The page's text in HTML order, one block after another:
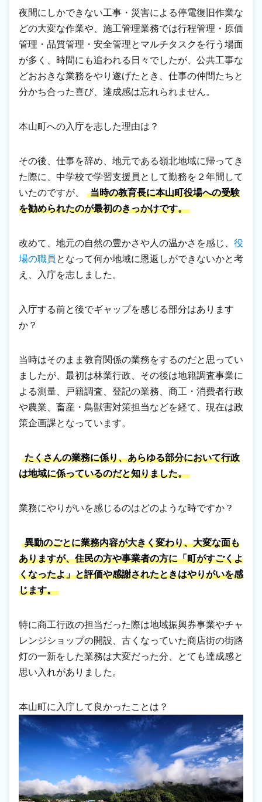
夜間にしかできない工事・災害による停電復旧作業な
どの大変な作業や、施工管理業務では行程管理・原価
管理・品質管理・安全管理とマルチタスクを行う場面
が多く、時間にも追われる日々でしたが、公共工事な
どおおきな業務をやり遂げたとき、仕事の仲間たちと
分かち合った喜び、達成感は忘れられません。
本山町への入庁を志した理由は？
その後、仕事を辞め、地元である嶺北地域に帰ってき
た際に、中学校で学習支援員として勤務を２年間して
いたのですが、
当時の教育長に本山町役場への受験
を勧められたのが最初のきっかけです。
改めて、地元の自然の豊かさや人の温かさを感じ、 役
場の職員 となって何か地域に恩返しができないかと考
え、入庁を志しました。
入庁する前と後でギャップを感じる部分はあります
か？
当時はそのまま教育関係の業務をするのだと思ってい
ましたが、最初は林業行政、その後は地籍調査事業に
よる測量、戸籍調査、登記の業務、商工・消費者行政
や農業、畜産・鳥獣害対策担当などを経て、現在は政
策企画課となっています。
たくさんの業務に係り、あらゆる部分において行政
は地域に係っているのだと知りました。
業務にやりがいを感じるのはどのような時ですか？
異動のごとに業務内容が大きく変わり、大変な面も
ありますが、住民の方や事業者の方に「町がすごくよ
くなったよ」と評価や感謝されたときはやりがいを感
じます。
特に商工行政の担当だった際は地域振興券事業やチャ
レンジショップの開設、古くなっていた商店街の街路
灯の一新をした業務は大変だった分、とても達成感と
思い入れがありました。
本山町に入庁して良かったことは？